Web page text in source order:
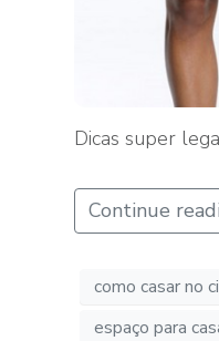
Dicas super
Continue
como casar no
espaço para